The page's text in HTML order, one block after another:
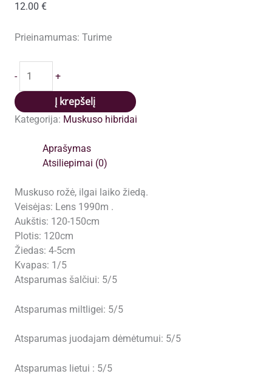
12.00 €
Prieinamumas: Turime
-
kiekis:
Neige
D'
Été
plikomis
šaknimis,
nuo
spalio
pabaigos
+
Į krepšelį
Kategorija: Muskuso hibridai
Aprašymas
Atsiliepimai (0)
Muskuso rožė, ilgai laiko žiedą.
Veisėjas: Lens 1990m .
Aukštis: 120-150cm
Plotis: 120cm
Žiedas: 4-5cm
Kvapas: 1/5
Atsparumas šalčiui: 5/5
Atsparumas miltligei: 5/5
Atsparumas juodajam dėmėtumui: 5/5
Atsparumas lietui : 5/5